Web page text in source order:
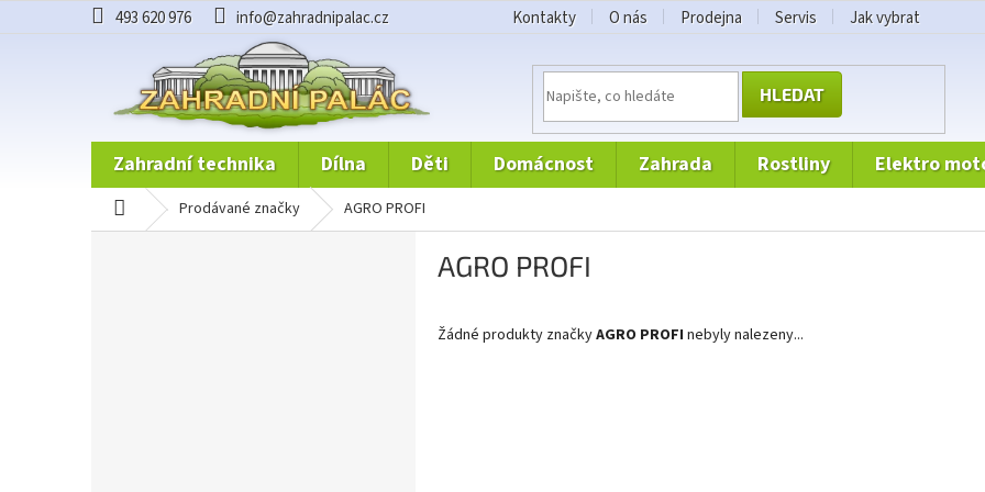
na
493 620 976 info@zahradnipalac.cz Kontakty O nás Prodejna Servis Jak vybrat
HLEDAT
zahradní technika dílna děti domácnost zahrada rostliny elektro
domů prodávané značky AGRO PROFI
AGRO PROFI
Žádné produkty značkyAGRO PROFI nebyly nalezeny...